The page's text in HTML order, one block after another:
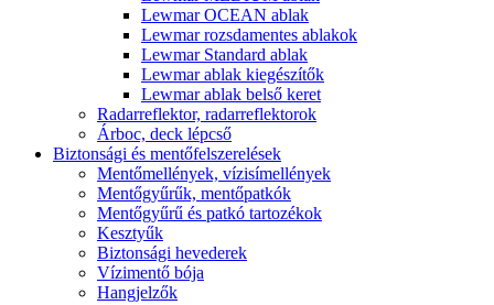
Lewmar OCEAN ablak
Lewmar rozsdamentes ablakok
Lewmar Standard ablak
Lewmar ablak kiegészítők
Lewmar ablak belső keret
Radarreflektor, radarreflektorok
Árboc, deck lépcső
Biztonsági és mentőfelszerelések
Mentőmellények, vízisímellények
Mentőgyűrűk, mentőpatkók
Mentőgyűrű és patkó tartozékok
Kesztyűk
Biztonsági hevederek
Vízimentő bója
Hangjelzők